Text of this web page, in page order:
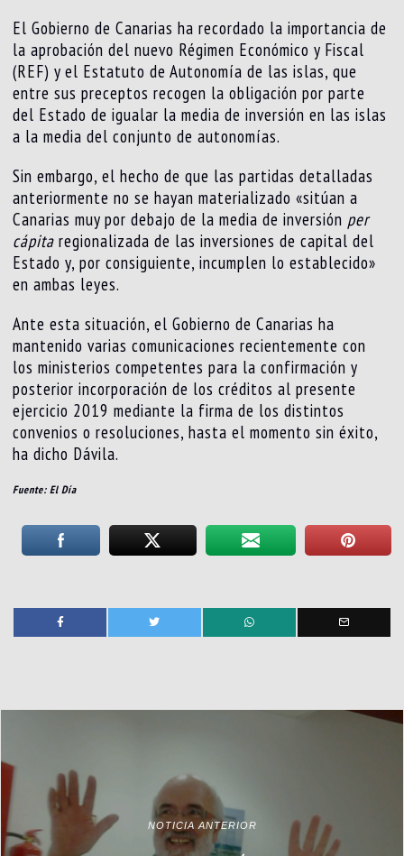
El Gobierno de Canarias ha recordado la importancia de
la aprobación del nuevo Régimen Económico y Fiscal
(REF) y el Estatuto de Autonomía de las islas, que
entre sus preceptos recogen la obligación por parte
del Estado de igualar la media de inversión en las islas
a la media del conjunto de autonomías.
Sin embargo, el hecho de que las partidas detalladas
anteriormente no se hayan materializado «sitúan a
Canarias muy por debajo de la media de inversión per
cápita regionalizada de las inversiones de capital del
Estado y, por consiguiente, incumplen lo establecido»
en ambas leyes.
Ante esta situación, el Gobierno de Canarias ha
mantenido varias comunicaciones recientemente con
los ministerios competentes para la confirmación y
posterior incorporación de los créditos al presente
ejercicio 2019 mediante la firma de los distintos
convenios o resoluciones, hasta el momento sin éxito,
ha dicho Dávila.
Fuente: El Día
NOTICIA ANTERIOR